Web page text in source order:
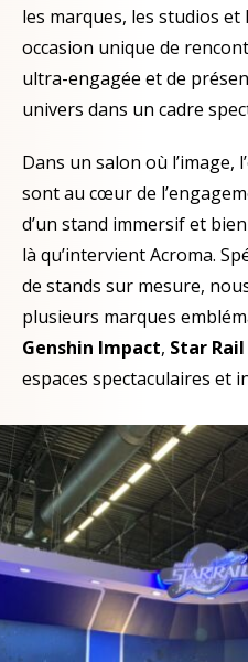
les marques, les studios et
occasion unique de
ultra-engagée et de
univers dans un cadre
Dans un salon où l’image,
sont au cœur de
d’un stand immersif et
là qu’intervient Acroma.
de stands sur mesure,
plusieurs marques
Genshin Impact, Star Rail
espaces spectaculaires et